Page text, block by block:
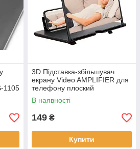
1105
3D Підставка-збільшувач
екрану Video AMPLIFIER для
телефону плоский
червоний,білий,чорний
В наявності
149 ₴
Купити